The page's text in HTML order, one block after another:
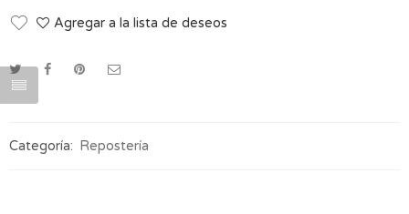
Agregar a la lista de deseos
Categoría: Repostería